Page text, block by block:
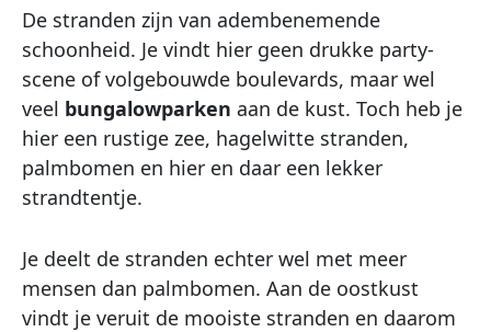
De stranden zijn van adembenemende
schoonheid. Je vindt hier geen drukke party-
scene of volgebouwde boulevards, maar wel
veel bungalowparken aan de kust. Toch heb je
hier een rustige zee, hagelwitte stranden,
palmbomen en hier en daar een lekker
strandtentje.
Je deelt de stranden echter wel met meer
mensen dan palmbomen. Aan de oostkust
vindt je veruit de mooiste stranden en daarom